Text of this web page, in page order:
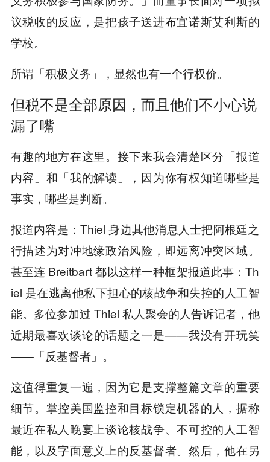
议税收的反应，是把孩子送进布宜诺斯艾利斯的
学校。
所谓「积极义务」，显然也有一个行权价。
但税不是全部原因，而且他们不小心说
漏了嘴
有趣的地方在这里。接下来我会清楚区分「报道
内容」和「我的解读」，因为你有权知道哪些是
事实，哪些是判断。
报道内容是：Thiel 身边其他消息人士把阿根廷之
行描述为对冲地缘政治风险，即远离冲突区域。
甚至连 Breitbart 都以这样一种框架报道此事：Th
iel 是在逃离他私下担心的核战争和失控的人工智
能。多位参加过 Thiel 私人聚会的人告诉记者，他
近期最喜欢谈论的话题之一是——我没有开玩笑
——「反基督者」。
这值得重复一遍，因为它是支撑整篇文章的重要
细节。掌控美国监控和目标锁定机器的人，据称
最近在私人晚宴上谈论核战争、不可控的人工智
能，以及字面意义上的反基督者。然后，他在另